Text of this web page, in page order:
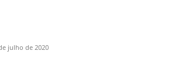
julho de 2020